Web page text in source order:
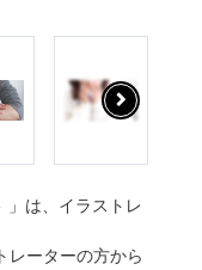
」は、イラストレ
レーターの方から